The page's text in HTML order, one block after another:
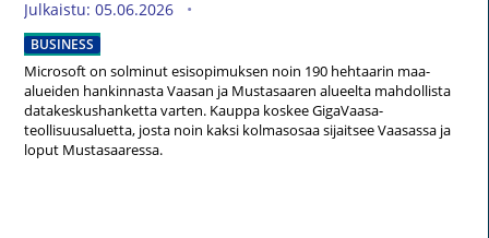
Julkaistu: 05.06.2026
BUSINESS
Microsoft on solminut esisopimuksen noin 190 hehtaarin maa-
alueiden hankinnasta Vaasan ja Mustasaaren alueelta mahdollista
datakeskushanketta varten. Kauppa koskee GigaVaasa-
teollisuusaluetta, josta noin kaksi kolmasosaa sijaitsee Vaasassa ja
loput Mustasaaressa.